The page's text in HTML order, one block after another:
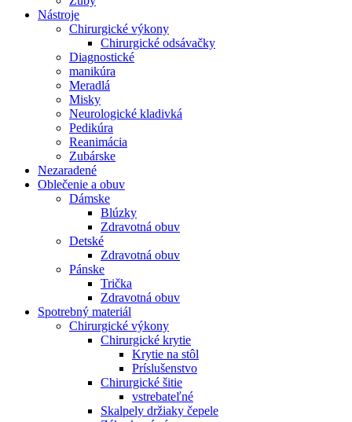
Nástroje
Chirurgické výkony
Chirurgické odsávačky
Diagnostické
manikúra
Meradlá
Misky
Neurologické kladivká
Pedikúra
Reanimácia
Zubárske
Nezaradené
Oblečenie a obuv
Dámske
Blúzky
Zdravotná obuv
Detské
Zdravotná obuv
Pánske
Trička
Zdravotná obuv
Spotrebný materiál
Chirurgické výkony
Chirurgické krytie
Krytie na stôl
Príslušenstvo
Chirurgické šitie
vstrebateľné
Skalpely držiaky čepele